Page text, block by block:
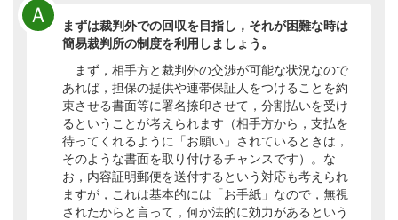
Ａ
まずは裁判外での回収を目指し，それが困難な時は
簡易裁判所の制度を利用しましょう。
まず，相手方と裁判外の交渉が可能な状況なので
あれば，担保の提供や連帯保証人をつけることを約
束させる書面等に署名捺印させて，分割払いを受け
るということが考えられます（相手方から，支払を
待ってくれるように「お願い」されているときは，
そのような書面を取り付けるチャンスです）。な
お，内容証明郵便を送付するという対応も考えられ
ますが，これは基本的には「お手紙」なので，無視
されたからと言って，何か法的に効力があるという